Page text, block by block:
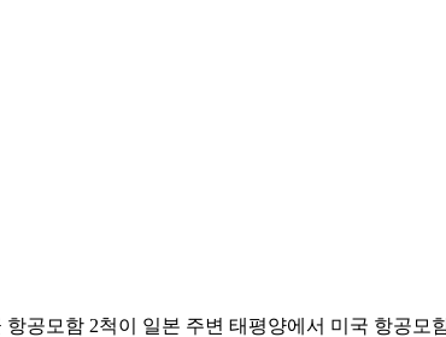
공모함 2척이 일본 주변 태평양에서 미국 항공모